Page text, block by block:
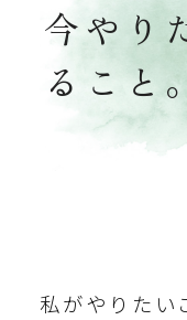
今やり
ること
私がやりたい